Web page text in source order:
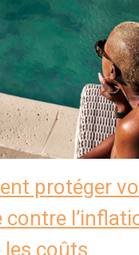
protéger
contre
les coûts